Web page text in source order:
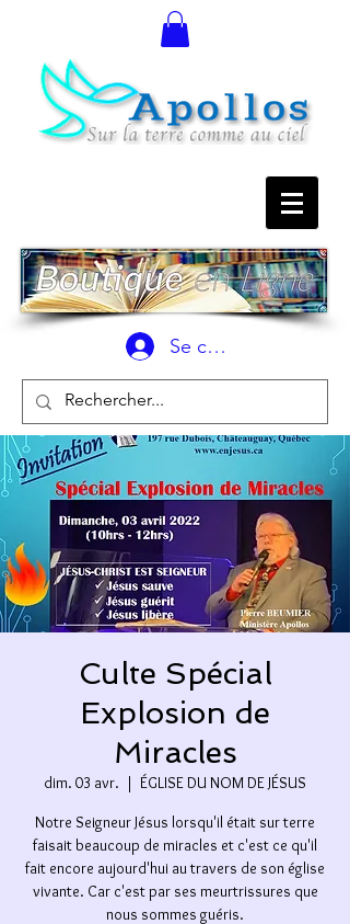
Se connecter
Culte Spécial
Explosion de
Miracles
dim. 03 avr.
  |
ÉGLISE DU NOM DE JÉSUS
Notre Seigneur Jésus lorsqu'il était sur terre
faisait beaucoup de miracles et c'est ce qu'il
fait encore aujourd'hui au travers de son église
vivante. Car c'est par ses meurtrissures que
nous sommes guéris.